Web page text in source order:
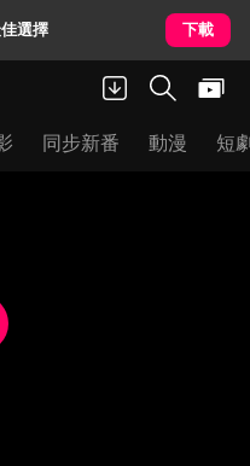
選擇 下載
同步新番 動漫 短